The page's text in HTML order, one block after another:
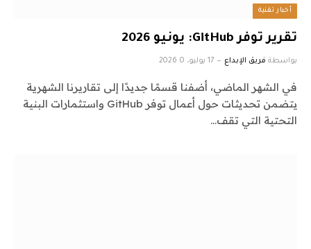
أخبار تقنية
تقرير توفر GitHub: يونيو 2026
بواسطة فريق الإبداع 17 يوليو، 2026 0
في الشهر الماضي، أضفنا قسمًا جديدًا إلى تقاريرنا الشهرية
يتضمن تحديثات حول أعمال توفر GitHub واستثمارات البنية
التحتية التي تقف…